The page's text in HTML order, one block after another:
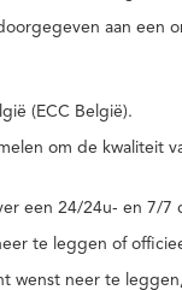
aan
(ECC België).
om de kwaliteit
een 24/24u- en 7/7
te leggen of
wenst neer te